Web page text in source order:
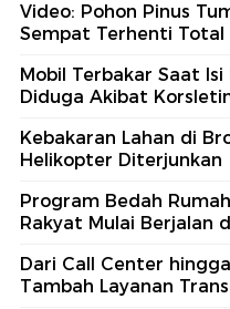
Video: Pohon Pinus
Sempat Terhenti Total
Mobil Terbakar Saat
Diduga Akibat
Kebakaran Lahan di
Helikopter Diterjunkan
Program Bedah
Rakyat Mulai Berjalan
Dari Call Center
Tambah Layanan